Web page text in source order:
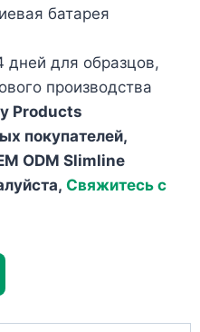
батарея
дней для образцов,
производства
Products
покупателей,
ODM Slimline
Свяжитесь с